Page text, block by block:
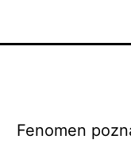
Fenomen